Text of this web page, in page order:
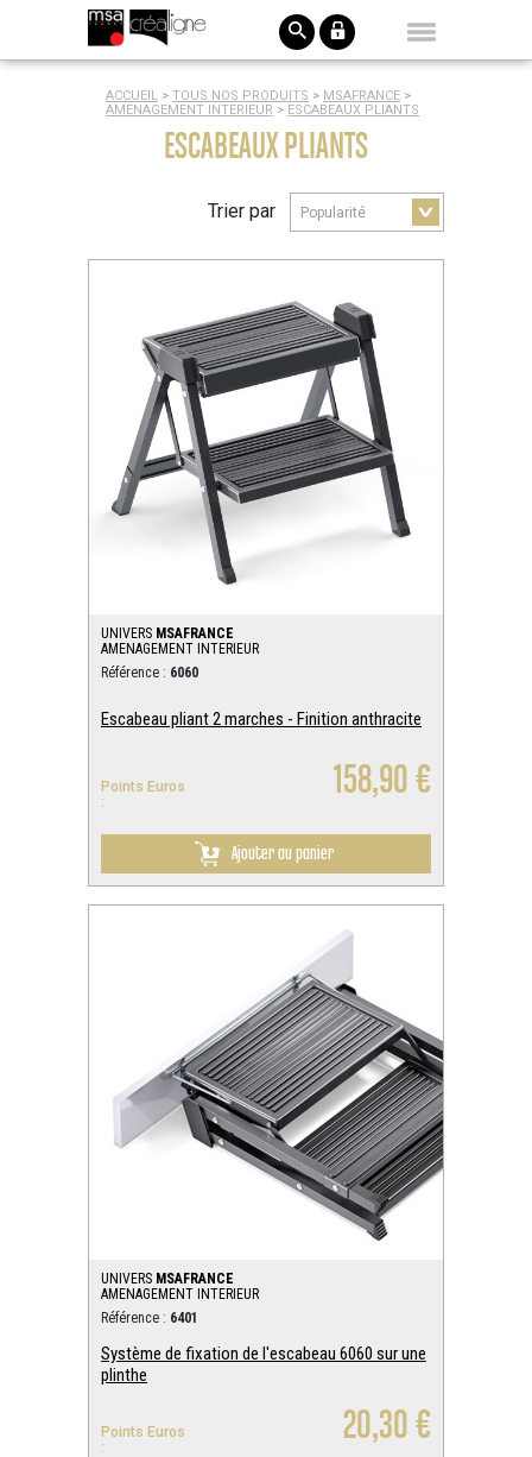
ACCUEIL > TOUS NOS PRODUITS > MSAFRANCE >
AMENAGEMENT INTERIEUR > ESCABEAUX PLIANTS
ESCABEAUX PLIANTS
Trier par
UNIVERS MSAFRANCE
AMENAGEMENT INTERIEUR
Référence : 6060
Escabeau pliant 2 marches - Finition anthracite
Points Euros
:
158,90 €
Ajouter au panier
UNIVERS MSAFRANCE
AMENAGEMENT INTERIEUR
Référence : 6401
Système de fixation de l'escabeau 6060 sur une
plinthe
Points Euros
:
20,30 €